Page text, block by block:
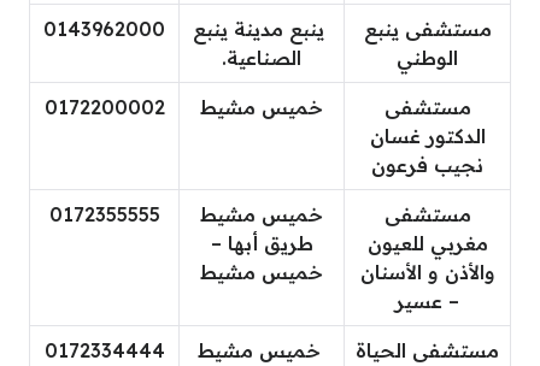
مستشفى ينبع
الوطني
ينبع مدينة ينبع
الصناعية.
0143962000
مستشفى
الدكتور غسان
نجيب فرعون
خميس مشيط 0172200002
مستشفى
مغربي للعيون
والأذن و الأسنان
– عسير
خميس مشيط
طريق أبها –
خميس مشيط
0172355555
مستشفى الحياة
خميس مشيط
0172334444